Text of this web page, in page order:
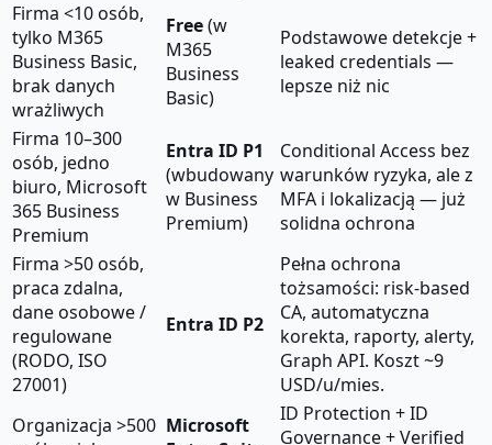
Firma <10 osób,
tylko M365
Business Basic,
brak danych
wrażliwych
Free(w
M365
Business
Basic)
Podstawowe detekcje +
leaked credentials —
lepsze niż nic
Firma 10–300
osób, jedno
biuro, Microsoft
365 Business
Premium
Entra ID P1
(wbudowany
w Business
Premium)
Conditional Access bez
warunków ryzyka, ale z
MFA i lokalizacją — już
solidna ochrona
Firma >50 osób,
praca zdalna,
dane osobowe /
regulowane
(RODO, ISO
27001)
Entra ID P2
Pełna ochrona
tożsamości: risk-based
CA, automatyczna
korekta, raporty, alerty,
Graph API. Koszt ~9
USD/u/mies.
Organizacja >500 Microsoft
ID Protection + ID
Governance + Verified